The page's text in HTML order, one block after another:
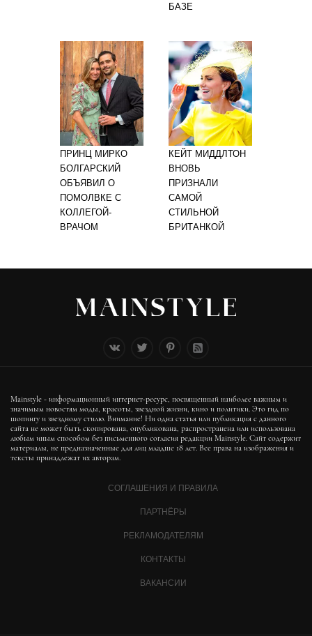
БАЗЕ
ПРИНЦ МИРКО
БОЛГАРСКИЙ
ОБЪЯВИЛ О
ПОМОЛВКЕ С
КОЛЛЕГОЙ-
ВРАЧОМ
КЕЙТ МИДДЛТОН
ВНОВЬ
ПРИЗНАЛИ
САМОЙ
СТИЛЬНОЙ
БРИТАНКОЙ
Mainstyle - информационный интернет-ресурс, посвященный наиболее важным и
значимым новостям моды, красоты, звездной жизни, кино и политики. Это гид по
шопингу и звездному стилю. Внимание! Ни одна статья или публикация с данного
сайта не может быть скопирована, опубликована, распространена или использована
любым иным способом без письменного согласия редакции Mainstyle. Сайт содержит
материалы, не предназначенные для лиц младше 18 лет. Все права на изображения и
тексты принадлежат их авторам.
СОГЛАШЕНИЯ И ПРАВИЛА
ПАРТНЁРЫ
РЕКЛАМОДАТЕЛЯМ
КОНТАКТЫ
ВАКАНСИИ